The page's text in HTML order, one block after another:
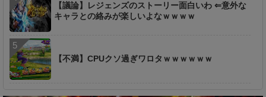
【議論】レジェンズのストーリー面白いわ ⇐意外な
キャラとの絡みが楽しいよなｗｗｗｗ
【不満】CPUクソ過ぎワロタｗｗｗｗｗｗ